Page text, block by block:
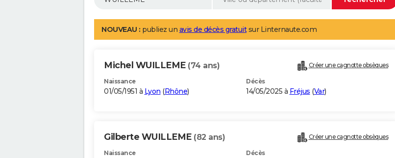
NOUVEAU : publiez un avis de décès gratuitsur Linternaute.com
Michel WUILLEME (74 ans) Créer une cagnotte obsèques
Naissance
01/05/1951 à Lyon (Rhône)
Décès
14/05/2025 à Fréjus (Var)
Gilberte WUILLEME (82 ans) Créer une cagnotte obsèques
Naissance Décès